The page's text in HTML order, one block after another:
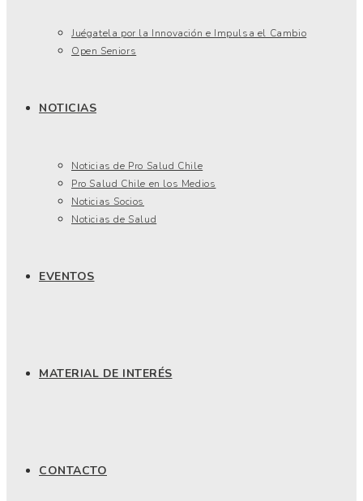
Juégatela por la Innovación e Impulsa el Cambio
Open Seniors
NOTICIAS
Noticias de Pro Salud Chile
Pro Salud Chile en los Medios
Noticias Socios
Noticias de Salud
EVENTOS
MATERIAL DE INTERÉS
CONTACTO